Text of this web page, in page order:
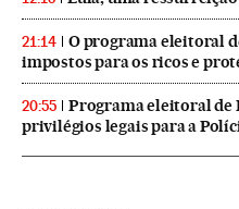
21:14
O programa eleitoral
impostos para os ricos e
20:55
Programa eleitoral de
privilégios legais para a